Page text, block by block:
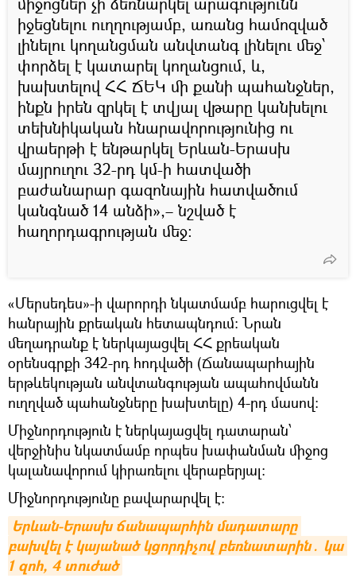
իջեցնելու ուղղությամբ, առանց համոզված
լինելու կողանցման անվտանգ լինելու մեջ՝
փորձել է կատարել կողանցում, և,
խախտելով ՀՀ ՃԵԿ մի քանի պահանջներ,
ինքն իրեն զրկել է տվյալ վթարը կանխելու
տեխնիկական հնարավորությունից ու
վրաերթի է ենթարկել Երևան-Երասխ
մայրուղու 32-րդ կմ-ի հատվածի
բաժանարար գազոնային հատվածում
կանգնած 14 անձի»,– նշված է
հաղորդագրության մեջ:
«Մերսեդես»-ի վարորդի նկատմամբ հարուցվել է
հանրային քրեական հետապնդում: Նրան
մեղադրանք է ներկայացվել ՀՀ քրեական
օրենսգրքի 342-րդ հոդվածի (Ճանապարհային
երթևեկության անվտանգության ապահովմանն
ուղղված պահանջները խախտելը) 4-րդ մասով:
Միջնորդություն է ներկայացվել դատարան՝
վերջինիս նկատմամբ որպես խափանման միջոց
կալանավորում կիրառելու վերաբերյալ:
Միջնորդությունը բավարարվել է:
Երևան-Երասխ ճանապարհին մադատարը
բախվել է կայանած կցորդիչով բեռնատարին․ կա
1 զոհ, 4 տուժած